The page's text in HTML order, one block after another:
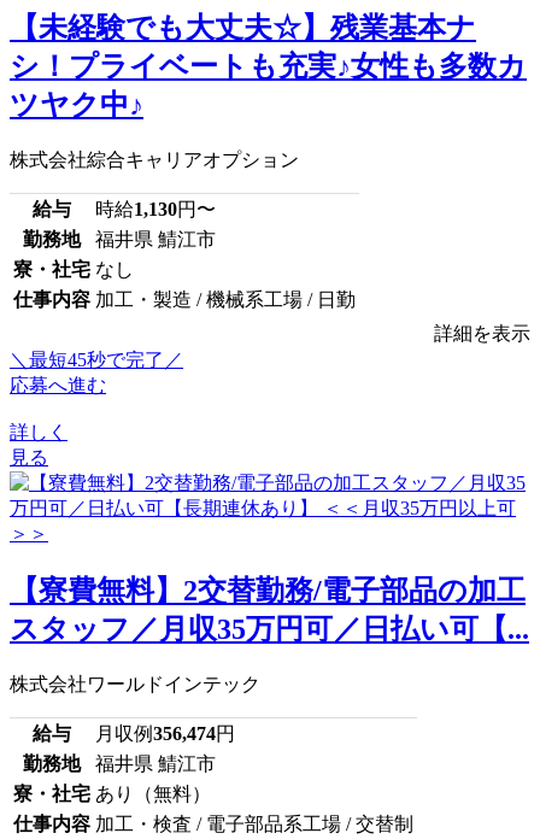
【未経験でも大丈夫☆】残業基本ナ
シ！プライベートも充実♪女性も多数カ
ツヤク中♪
株式会社綜合キャリアオプション
給与 時給1,130円〜
勤務地
福井県 鯖江市
寮・社宅 なし
仕事内容 加工・製造 / 機械系工場 / 日勤
詳細を表示
＼最短45秒で完了／
応募へ進む
詳しく
見る
【寮費無料】2交替勤務/電子部品の加工
スタッフ／月収35万円可／日払い可【...
株式会社ワールドインテック
給与 月収例356,474円
勤務地
福井県 鯖江市
寮・社宅 あり（無料）
仕事内容 加工・検査 / 電子部品系工場 / 交替制